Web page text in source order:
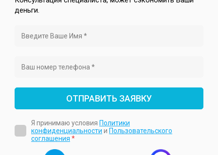
деньги.
Я принимаю условия Политики
конфиденциальности и Пользовательского
соглашения *
ОТПРАВИТЬ ЗАЯВКУ